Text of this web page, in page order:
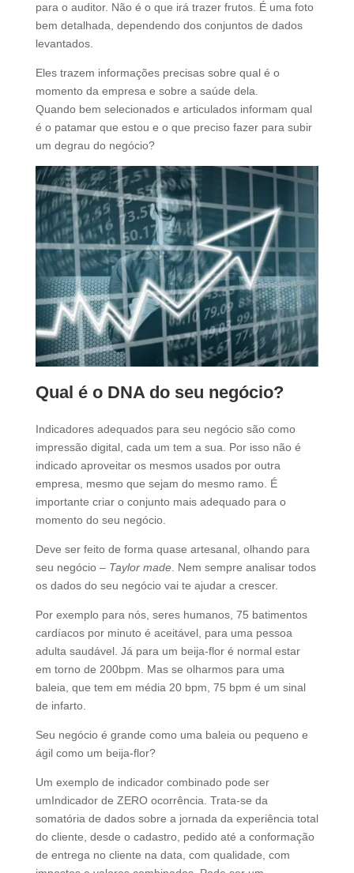
para o auditor. Não é o que irá trazer frutos. É uma foto
bem detalhada, dependendo dos conjuntos de dados
levantados.
Eles trazem informações precisas sobre qual é o
momento da empresa e sobre a saúde dela.
Quando bem selecionados e articulados informam qual
é o patamar que estou e o que preciso fazer para subir
um degrau do negócio?
Qual é o DNA do seu negócio?
Indicadores adequados para seu negócio são como
impressão digital, cada um tem a sua. Por isso não é
indicado aproveitar os mesmos usados por outra
empresa, mesmo que sejam do mesmo ramo. É
importante criar o conjunto mais adequado para o
momento do seu negócio.
Deve ser feito de forma quase artesanal, olhando para
seu negócio – Taylor made. Nem sempre analisar todos
os dados do seu negócio vai te ajudar a crescer.
Por exemplo para nós, seres humanos, 75 batimentos
cardíacos por minuto é aceitável, para uma pessoa
adulta saudável. Já para um beija-flor é normal estar
em torno de 200bpm. Mas se olharmos para uma
baleia, que tem em média 20 bpm, 75 bpm é um sinal
de infarto.
Seu negócio é grande como uma baleia ou pequeno e
ágil como um beija-flor?
Um exemplo de indicador combinado pode ser
umIndicador de ZERO ocorrência. Trata-se da
somatória de dados sobre a jornada da experiência total
do cliente, desde o cadastro, pedido até a conformação
de entrega no cliente na data, com qualidade, com